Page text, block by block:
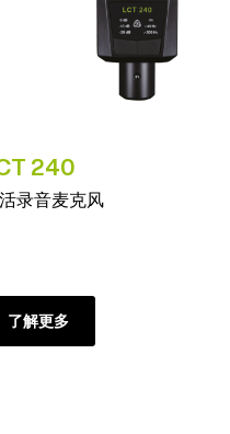
240
录音麦克风
了解更多